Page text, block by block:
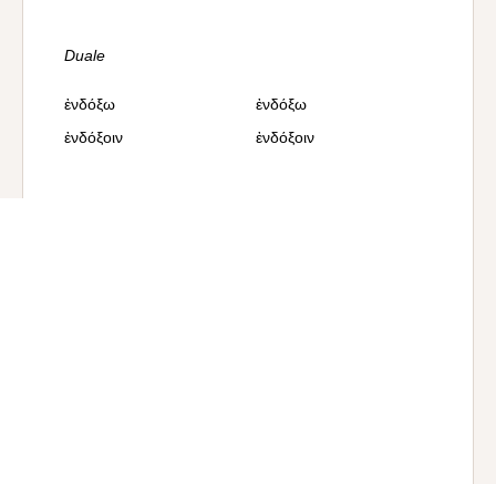
Duale
ἐνδόξω
ἐνδόξω
ἐνδόξοιν
ἐνδόξοιν